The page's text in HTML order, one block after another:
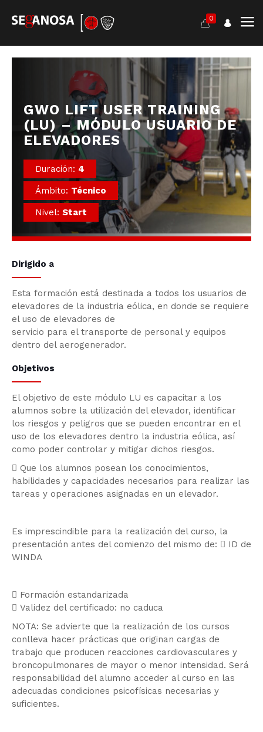
0
GWO LIFT USER TRAINING
(LU) – MÓDULO USUARIO DE
ELEVADORES
Duración: 4
Ámbito: Técnico
Nivel: Start
Dirigido a
Esta formación está destinada a todos los usuarios de
elevadores de la industria eólica, en donde se requiere
el uso de elevadores de
servicio para el transporte de personal y equipos
dentro del aerogenerador.
Objetivos
El objetivo de este módulo LU es capacitar a los
alumnos sobre la utilización del elevador, identificar
los riesgos y peligros que se pueden encontrar en el
uso de los elevadores dentro la industria eólica, así
como poder controlar y mitigar dichos riesgos.
 Que los alumnos posean los conocimientos,
habilidades y capacidades necesarios para realizar las
tareas y operaciones asignadas en un elevador.
Es imprescindible para la realización del curso, la
presentación antes del comienzo del mismo de:  ID de
WINDA
 Formación estandarizada
 Validez del certificado: no caduca
NOTA: Se advierte que la realización de los cursos
conlleva hacer prácticas que originan cargas de
trabajo que producen reacciones cardiovasculares y
broncopulmonares de mayor o menor intensidad. Será
responsabilidad del alumno acceder al curso en las
adecuadas condiciones psicofísicas necesarias y
suficientes.